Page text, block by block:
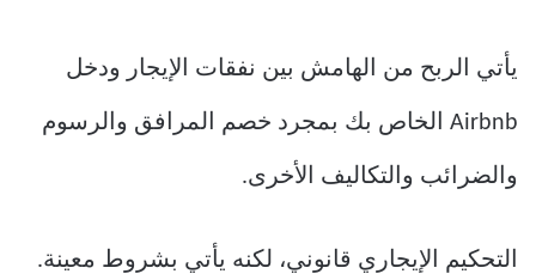
يأتي الربح من الهامش بين نفقات الإيجار ودخل
Airbnb الخاص بك بمجرد خصم المرافق والرسوم
والضرائب والتكاليف الأخرى.
التحكيم الإيجاري قانوني، لكنه يأتي بشروط معينة.